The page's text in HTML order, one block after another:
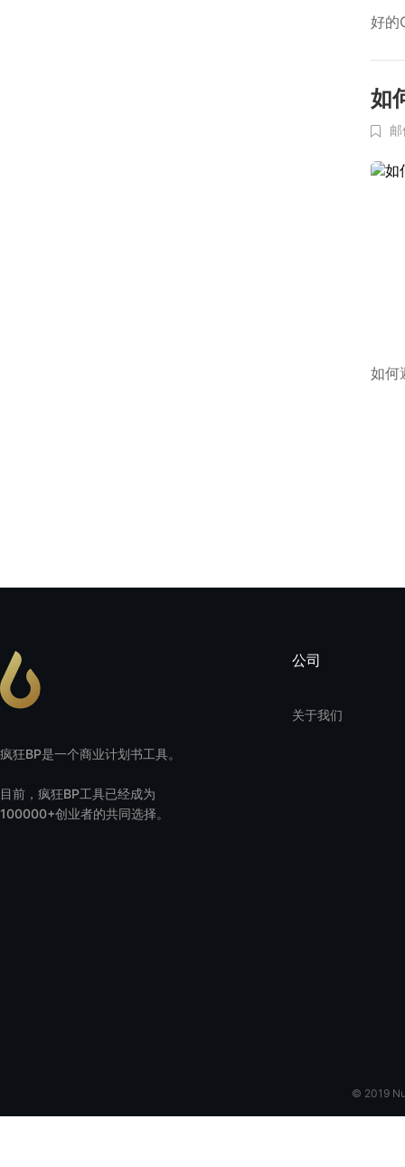
好的
如
如何
疯狂BP是一个商业计划书工具。
目前，疯狂BP工具已经成为
100000+创业者的共同选择。
公司
关于我们
© 2019